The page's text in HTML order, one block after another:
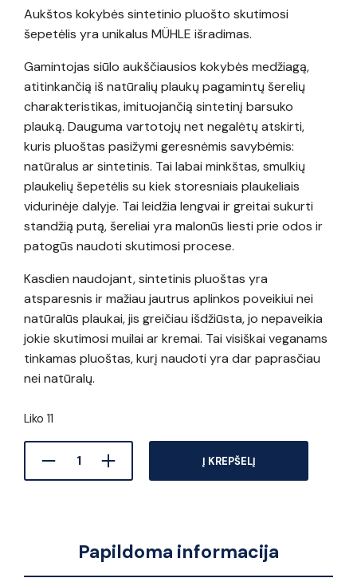
was:
39,00 €.
is:
35,10 €.
Aukštos kokybės sintetinio pluošto skutimosi
šepetėlis yra unikalus MÜHLE išradimas.
Gamintojas siūlo aukščiausios kokybės medžiagą,
atitinkančią iš natūralių plaukų pagamintų šerelių
charakteristikas, imituojančią sintetinį barsuko
plauką. Dauguma vartotojų net negalėtų atskirti,
kuris pluoštas pasižymi geresnėmis savybėmis:
natūralus ar sintetinis. Tai labai minkštas, smulkių
plaukelių šepetėlis su kiek storesniais plaukeliais
vidurinėje dalyje. Tai leidžia lengvai ir greitai sukurti
standžią putą, šereliai yra malonūs liesti prie odos ir
patogūs naudoti skutimosi procese.
Kasdien naudojant, sintetinis pluoštas yra
atsparesnis ir mažiau jautrus aplinkos poveikiui nei
natūralūs plaukai, jis greičiau išdžiūsta, jo nepaveikia
jokie skutimosi muilai ar kremai. Tai visiškai veganams
tinkamas pluoštas, kurį naudoti yra dar paprasčiau
nei natūralų.
Liko 11
Į KREPŠELĮ
Papildoma informacija